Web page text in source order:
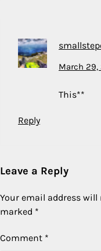
March 29,
This**
Reply
Leave a Reply
Your email address
marked *
Comment *